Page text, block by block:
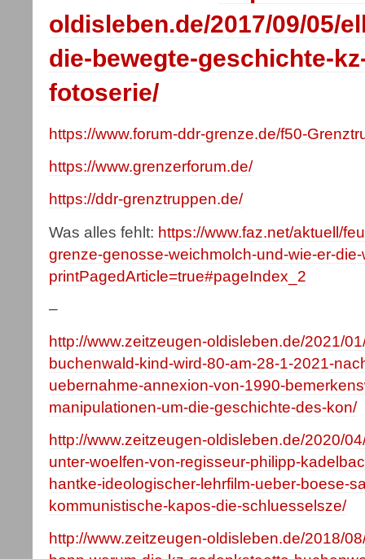
oldisleben.de/2017/09/05/
die-bewegte-geschichte-
fotoserie/
https://www.forum-ddr-grenze.de/f50-
https://www.grenzerforum.de/
https://ddr-grenztruppen.de/
Was alles fehlt: https://www.faz.net/aktuell/
grenze-genosse-weichmolch-und-wie-er-
printPagedArticle=true#pageIndex_2
–
http://www.zeitzeugen-oldisleben.de/2021/
buchenwald-kind-wird-80-am-28-1-2021-
uebernahme-annexion-von-1990-
manipulationen-um-die-geschichte-des-kon/
http://www.zeitzeugen-oldisleben.de/2020/
unter-woelfen-von-regisseur-philipp-
hantke-ideologischer-lehrfilm-ueber-boese-
kommunistische-kapos-die-schluesselsze/
http://www.zeitzeugen-oldisleben.de/2018/